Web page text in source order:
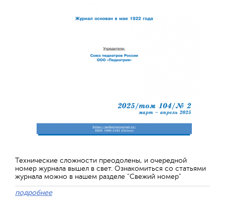
Технические сложности преодолены, и очередной
номер журнала вышел в свет. Ознакомиться со статьями
журнала можно в нашем разделе "Свежий номер"
подробнее